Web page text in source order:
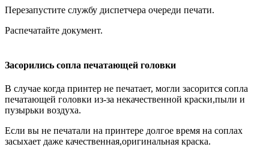
Перезапустите службу диспетчера очереди печати.
Распечатайте документ.
Засорились сопла печатающей головки
В случае когда принтер не печатает, могли засорится сопла
печатающей головки из-за некачественной краски,пыли и
пузырьки воздуха.
Если вы не печатали на принтере долгое время на соплах
засыхает даже качественная,оригинальная краска.